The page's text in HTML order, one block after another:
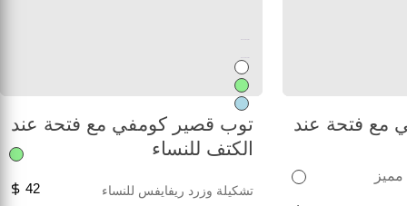
مع فتحة عند
توب قصير كومفي مع فتحة عند
الكتف للنساء
تشكيلة وزرد ريفايفس للنساء 42